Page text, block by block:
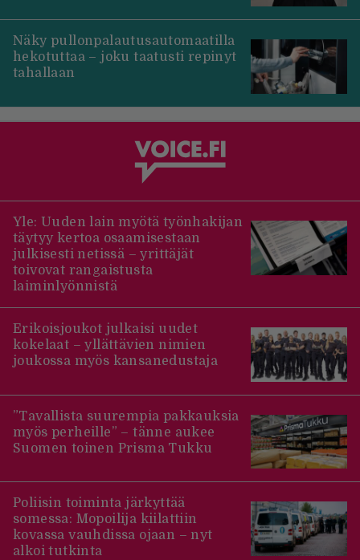
Näky pullonpalautusautomaatilla
hekotuttaa – joku taatusti repinyt
tahallaan
Yle: Uuden lain myötä työnhakijan
täytyy kertoa osaamisestaan
julkisesti netissä – yrittäjät
toivovat rangaistusta
laiminlyönnistä
Erikoisjoukot julkaisi uudet
kokelaat – yllättävien nimien
joukossa myös kansanedustaja
”Tavallista suurempia pakkauksia
myös perheille” – tänne aukee
Suomen toinen Prisma Tukku
Poliisin toiminta järkyttää
somessa: Mopoilija kiilattiin
kovassa vauhdissa ojaan – nyt
alkoi tutkinta